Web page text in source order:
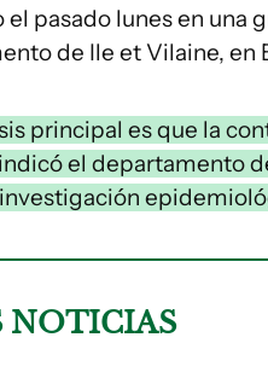
el pasado lunes en una
de Ile et Vilaine, en
principal es que la
el departamento
NOTICIAS